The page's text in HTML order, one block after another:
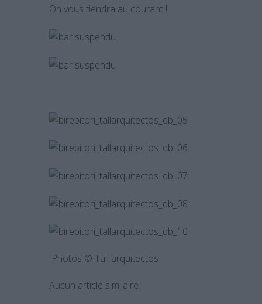
On vous tiendra au courant !
Photos © Tall arquitectos
Aucun article similaire.